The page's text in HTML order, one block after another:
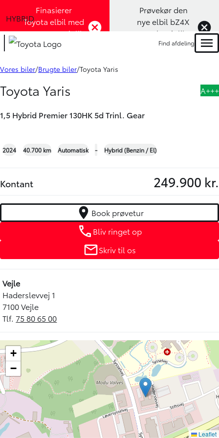
Finasierer
Toyota elbil med
1,99% rente (Klik
her)
Prøvekør den
nye elbil bZ4X
Touring (Klik
her)
Find afdeling
Book prøvetur
Vores biler Brugte biler Toyota Yaris
Toyota Yaris
1,5 Hybrid Premier 130HK 5d Trinl. Gear
A+++
HYBRID
2024 40.700 km Automatisk - Hybrid (Benzin / El)
Kontant 249.900 kr.
Book prøvetur
Bliv ringet op
Skriv til os
Vejle
Haderslevvej 1
7100 Vejle
Tlf. 75 80 65 00